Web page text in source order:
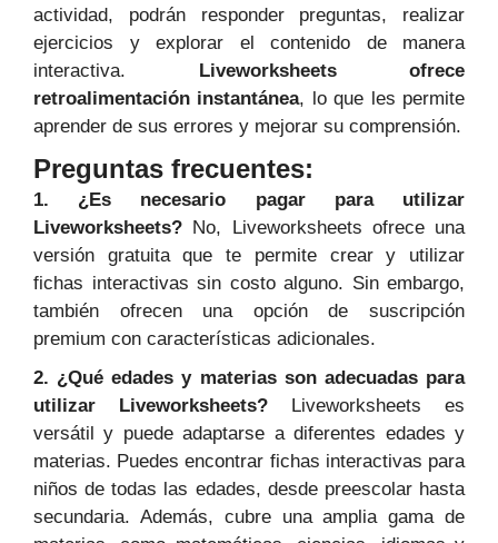
actividad, podrán responder preguntas, realizar
ejercicios y explorar el contenido de manera
interactiva.
Liveworksheets ofrece
retroalimentación instantánea, lo que les permite
aprender de sus errores y mejorar su comprensión.
Preguntas frecuentes:
1. ¿Es necesario pagar para utilizar
Liveworksheets? No, Liveworksheets ofrece una
versión gratuita que te permite crear y utilizar
fichas interactivas sin costo alguno. Sin embargo,
también ofrecen una opción de suscripción
premium con características adicionales.
2. ¿Qué edades y materias son adecuadas para
utilizar Liveworksheets? Liveworksheets es
versátil y puede adaptarse a diferentes edades y
materias. Puedes encontrar fichas interactivas para
niños de todas las edades, desde preescolar hasta
secundaria. Además, cubre una amplia gama de